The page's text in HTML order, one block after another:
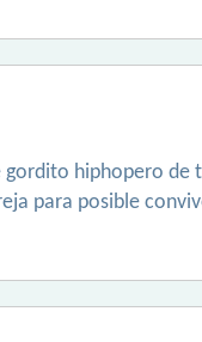
hiphopero de
para posible